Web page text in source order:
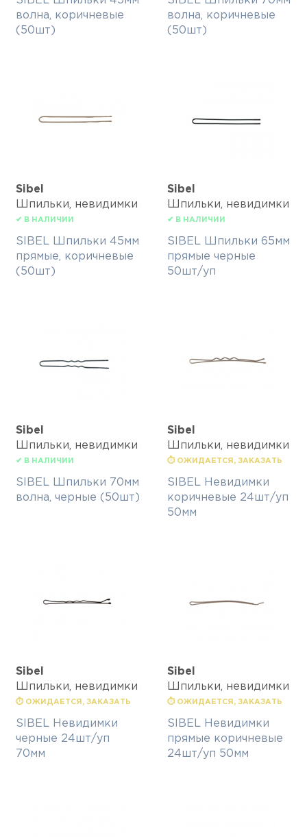
волна, коричневые
(50шт)
волна, коричневые
(50шт)
Sibel
Шпильки, невидимки
✔ В НАЛИЧИИ
SIBEL Шпильки 45мм
прямые, коричневые
(50шт)
Sibel
Шпильки, невидимки
✔ В НАЛИЧИИ
SIBEL Шпильки 65мм
прямые черные
50шт/уп
Sibel
Шпильки, невидимки
✔ В НАЛИЧИИ
SIBEL Шпильки 70мм
волна, черные (50шт)
Sibel
Шпильки, невидимки
⏱ ОЖИДАЕТСЯ, ЗАКАЗАТЬ
SIBEL Невидимки
коричневые 24шт/уп
50мм
Sibel
Шпильки, невидимки
⏱ ОЖИДАЕТСЯ, ЗАКАЗАТЬ
SIBEL Невидимки
черные 24шт/уп
70мм
Sibel
Шпильки, невидимки
⏱ ОЖИДАЕТСЯ, ЗАКАЗАТЬ
SIBEL Невидимки
прямые коричневые
24шт/уп 50мм